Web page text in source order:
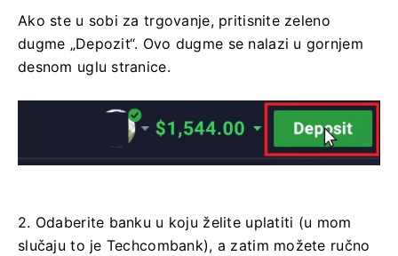
Ako ste u sobi za trgovanje, pritisnite zeleno
dugme „Depozit“. Ovo dugme se nalazi u gornjem
desnom uglu stranice.
2. Odaberite banku u koju želite uplatiti (u mom
slučaju to je Techcombank), a zatim možete ručno